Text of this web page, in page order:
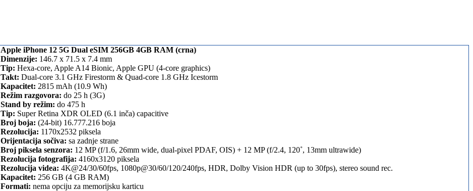
Apple iPhone 12 5G Dual eSIM 256GB 4GB RAM (crna)
Dimenzije: 146.7 x 71.5 x 7.4 mm
Tip: Hexa-core, Apple A14 Bionic, Apple GPU (4-core graphics)
Takt: Dual-core 3.1 GHz Firestorm & Quad-core 1.8 GHz Icestorm
Kapacitet: 2815 mAh (10.9 Wh)
Režim razgovora: do 25 h (3G)
Stand by režim: do 475 h
Tip: Super Retina XDR OLED (6.1 inča) capacitive
Broj boja: (24-bit) 16.777.216 boja
Rezolucija: 1170x2532 piksela
Orijentacija sočiva: sa zadnje strane
Broj piksela senzora: 12 MP (f/1.6, 26mm wide, dual-pixel PDAF, OIS) + 12 MP (f/2.4, 120˚, 13mm ultrawide)
Rezolucija fotografija: 4160x3120 piksela
Rezolucija videa: 4K@24/30/60fps, 1080p@30/60/120/240fps, HDR, Dolby Vision HDR (up to 30fps), stereo sound rec.
Kapacitet: 256 GB (4 GB RAM)
Formati: nema opciju za memorijsku karticu